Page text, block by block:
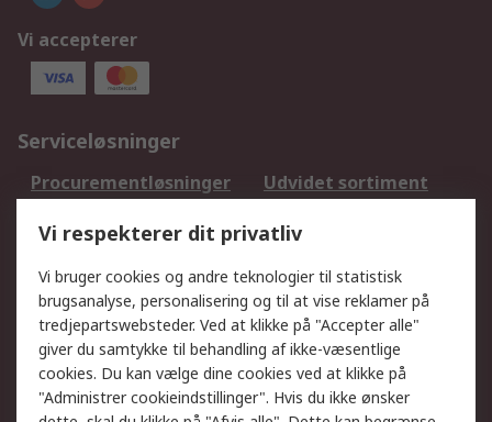
Vi accepterer
Serviceløsninger
Procurementløsninger
Udvidet sortiment
DesignSpark
Teknisk Support
Dit lokale salgsteam
Eksportløsninger
Support
Få hjælp
Returnering
Levering
Spor min ordre
Vi respekterer dit privatliv
Vi bruger cookies og andre teknologier til statistisk
brugsanalyse, personalisering og til at vise reklamer på
tredjepartswebsteder. Ved at klikke på "Accepter alle"
giver du samtykke til behandling af ikke-væsentlige
cookies. Du kan vælge dine cookies ved at klikke på
"Administrer cookieindstillinger". Hvis du ikke ønsker